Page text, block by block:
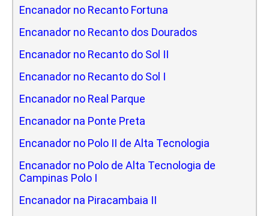
Encanador no Recanto Fortuna
Encanador no Recanto dos Dourados
Encanador no Recanto do Sol II
Encanador no Recanto do Sol I
Encanador no Real Parque
Encanador na Ponte Preta
Encanador no Polo II de Alta Tecnologia
Encanador no Polo de Alta Tecnologia de
Campinas Polo I
Encanador na Piracambaia II